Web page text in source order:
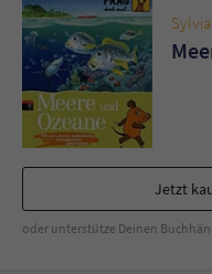
Jetzt
oder unterstütze Deinen